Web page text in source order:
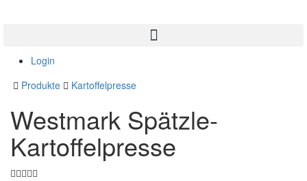
Login
Produkte
Kartoffelpresse
Westmark Spätzle-
Kartoffelpresse